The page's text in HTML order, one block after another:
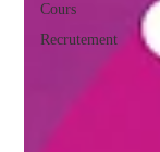
Cours
Recrutement